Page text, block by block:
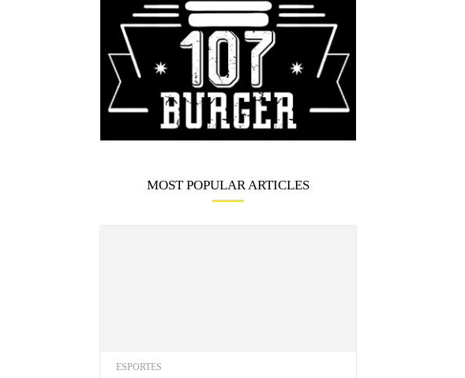
MOST POPULAR ARTICLES
ESPORTES